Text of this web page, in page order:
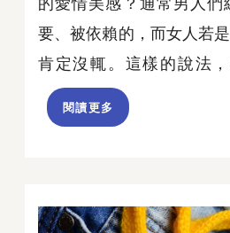
的愛情美感？通常男人
要、被依賴的，而女人若
肯定沒輒。這樣的說法
閱讀更多